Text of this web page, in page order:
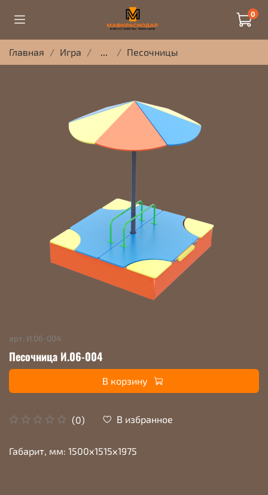
0
Главная Игра ... Песочницы
арт. И.06-004
Песочница И.06-004
(0) В избранное
В корзину
Габарит, мм: 1500х1515х1975